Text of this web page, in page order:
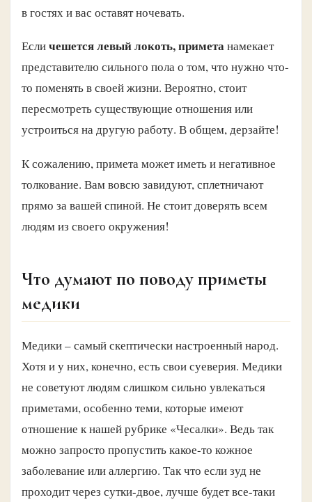
в гостях и вас оставят ночевать.
Есличешется левый локоть, приметанамекает
представителю сильного пола о том, что нужно что-
то поменять в своей жизни. Вероятно, стоит
пересмотреть существующие отношения или
устроиться на другую работу. В общем, дерзайте!
К сожалению, примета может иметь и негативное
толкование. Вам вовсю завидуют, сплетничают
прямо за вашей спиной. Не стоит доверять всем
людям из своего окружения!
Что думают по поводу приметы
медики
Медики – самый скептически настроенный народ.
Хотя и у них, конечно, есть свои суеверия. Медики
не советуют людям слишком сильно увлекаться
приметами, особенно теми, которые имеют
отношение к нашей рубрике «Чесалки». Ведь так
можно запросто пропустить какое-то кожное
заболевание или аллергию. Так что если зуд не
проходит через сутки-двое, лучше будет все-таки